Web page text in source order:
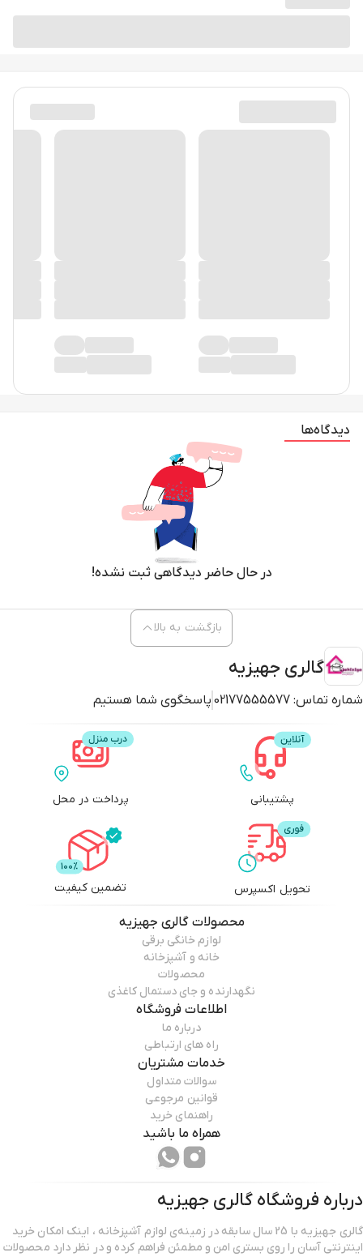
دیدگاه‌ها
در حال حاضر دیدگاهی ثبت نشده!
گالری جهیزیه
شماره تماس: 02177555577 پاسخگوی شما هستیم
بازگشت به بالا
پشتیبانی پرداخت در محل
تحویل اکسپرس تضمین کیفیت
محصولاتگالری جهیزیه
لوازم خانگی برقی
خانه و آشپزخانه
محصولات
نگهدارنده و جای دستمال کاغذی
اطلاعات فروشگاه
درباره ما
راه های ارتباطی
خدمات مشتریان
سوالات متداول
قوانین مرجوعی
راهنمای خرید
همراه ما باشید
درباره فروشگاه گالری جهیزیه
گالری جهیزیه با 25 سال سابقه در زمینه‌ی لوازم آشپزخانه ، اینک امکان خرید
اینترنتی آسان را روی بستری امن و مطمئن فراهم کرده و در نظر دارد محصولات